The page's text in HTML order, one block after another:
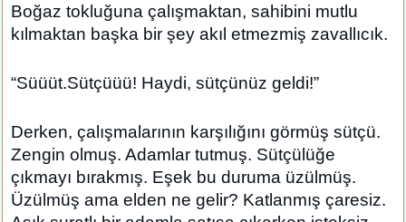
Boğaz tokluğuna çalışmaktan, sahibini mutlu
kılmaktan başka bir şey akıl etmezmiş zavallıcık.
“Süüüt.Sütçüüü! Haydi, sütçünüz geldi!”
Derken, çalışmalarının karşılığını görmüş sütçü.
Zengin olmuş. Adamlar tutmuş. Sütçülüğe
çıkmayı bırakmış. Eşek bu duruma üzülmüş.
Üzülmüş ama elden ne gelir? Katlanmış çaresiz.